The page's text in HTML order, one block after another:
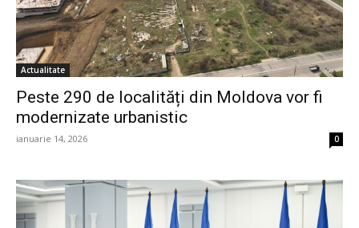
Actualitate
Peste 290 de localități din Moldova vor fi
modernizate urbanistic
ianuarie 14, 2026 0